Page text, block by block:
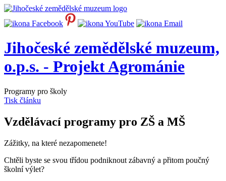
Jihočeské zemědělské muzeum,
o.p.s. - Projekt Agrománie
Programy pro školy
Tisk článku
Vzdělávací programy pro ZŠ a MŠ
Zážitky, na které nezapomenete!
Chtěli byste se svou třídou podniknout zábavný a přitom poučný
školní výlet?